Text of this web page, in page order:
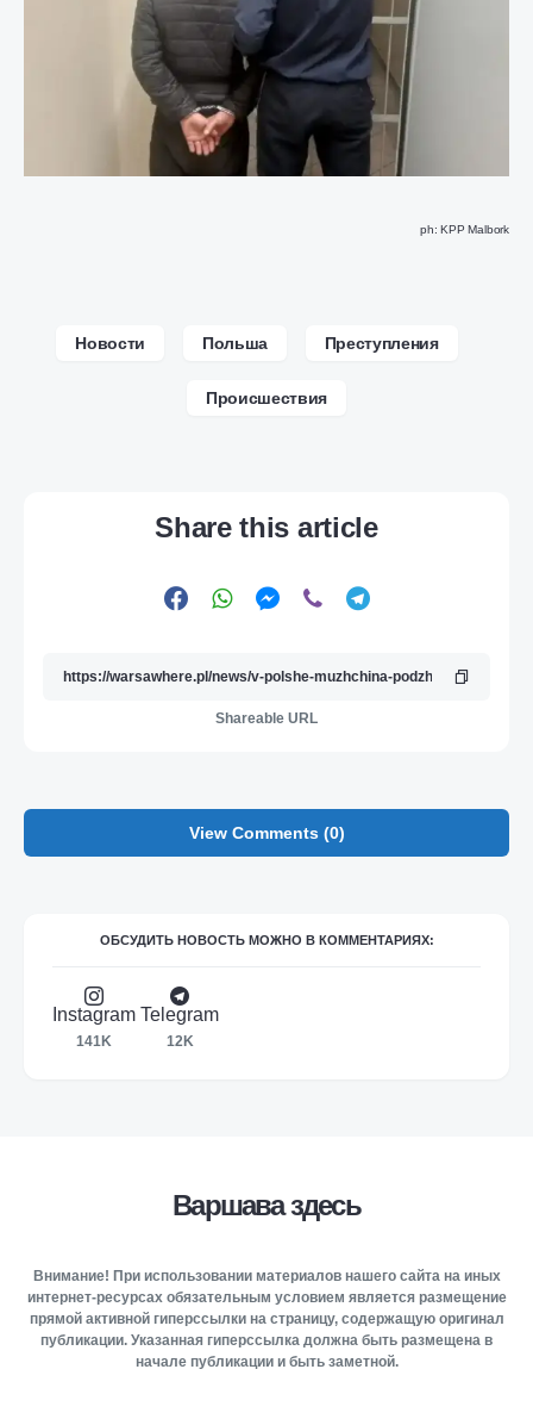
ph: KPP Malbork
Новости Польша Преступления
Происшествия
Share this article
Shareable URL
View Comments (0)
ОБСУДИТЬ НОВОСТЬ МОЖНО В КОММЕНТАРИЯХ:
Instagram
141K
Telegram
12K
Варшава здесь
Внимание! При использовании материалов нашего сайта на иных
интернет-ресурсах обязательным условием является размещение
прямой активной гиперссылки на страницу, содержащую оригинал
публикации. Указанная гиперссылка должна быть размещена в
начале публикации и быть заметной.